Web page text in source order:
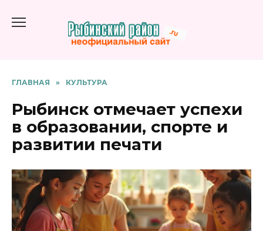
содержанию
ГЛАВНАЯ » КУЛЬТУРА
Рыбинск отмечает успехи
в образовании, спорте и
развитии печати